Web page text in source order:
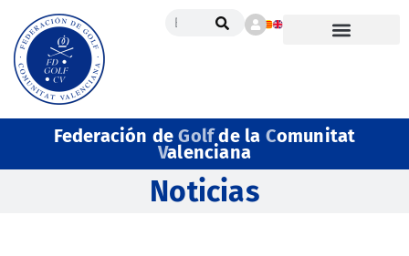
Federación deGolfde la Comunitat
Valenciana
Noticias